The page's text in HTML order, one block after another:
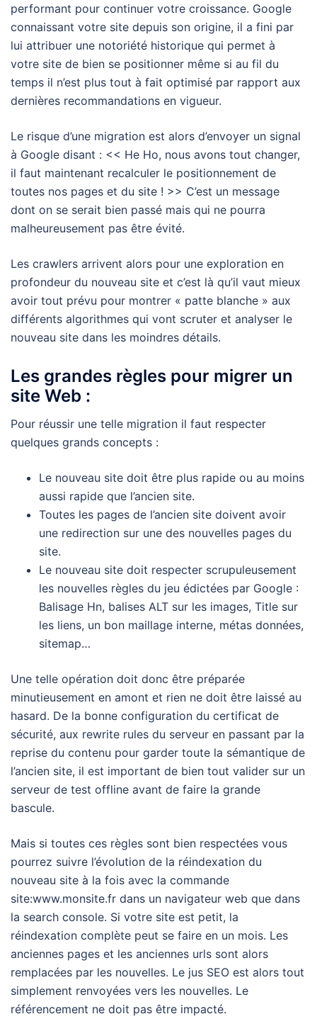
performant pour continuer votre croissance. Google
connaissant votre site depuis son origine, il a fini par
lui attribuer une notoriété historique qui permet à
votre site de bien se positionner même si au fil du
temps il n’est plus tout à fait optimisé par rapport aux
dernières recommandations en vigueur.
Le risque d’une migration est alors d’envoyer un signal
à Google disant : << He Ho, nous avons tout changer,
il faut maintenant recalculer le positionnement de
toutes nos pages et du site ! >> C’est un message
dont on se serait bien passé mais qui ne pourra
malheureusement pas être évité.
Les crawlers arrivent alors pour une exploration en
profondeur du nouveau site et c’est là qu’il vaut mieux
avoir tout prévu pour montrer « patte blanche » aux
différents algorithmes qui vont scruter et analyser le
nouveau site dans les moindres détails.
Les grandes règles pour migrer un
site Web :
Pour réussir une telle migration il faut respecter
quelques grands concepts :
Le nouveau site doit être plus rapide ou au moins
aussi rapide que l’ancien site.
Toutes les pages de l’ancien site doivent avoir
une redirection sur une des nouvelles pages du
site.
Le nouveau site doit respecter scrupuleusement
les nouvelles règles du jeu édictées par Google :
Balisage Hn, balises ALT sur les images, Title sur
les liens, un bon maillage interne, métas données,
sitemap…
Une telle opération doit donc être préparée
minutieusement en amont et rien ne doit être laissé au
hasard. De la bonne configuration du certificat de
sécurité, aux rewrite rules du serveur en passant par la
reprise du contenu pour garder toute la sémantique de
l’ancien site, il est important de bien tout valider sur un
serveur de test offline avant de faire la grande
bascule.
Mais si toutes ces règles sont bien respectées vous
pourrez suivre l’évolution de la réindexation du
nouveau site à la fois avec la commande
site:www.monsite.fr dans un navigateur web que dans
la search console. Si votre site est petit, la
réindexation complète peut se faire en un mois. Les
anciennes pages et les anciennes urls sont alors
remplacées par les nouvelles. Le jus SEO est alors tout
simplement renvoyées vers les nouvelles. Le
référencement ne doit pas être impacté.